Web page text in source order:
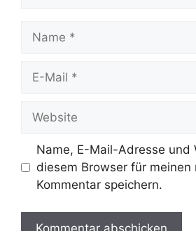
Name
Website
Name, E-Mail-Adresse und
diesem Browser für meinen
Kommentar speichern.